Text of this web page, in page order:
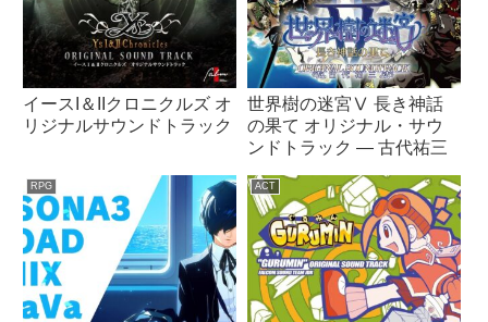
イースI＆IIクロニクルズ オ
リジナルサウンドトラック
世界樹の迷宮Ⅴ 長き神話
の果て オリジナル・サウ
ンドトラック ― 古代祐三
RPG ACT